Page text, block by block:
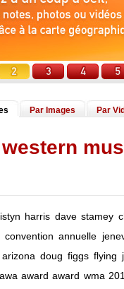
Par Images Par
harris dave stamey
convention annuelle
arizona doug figgs flying
awa award award wma